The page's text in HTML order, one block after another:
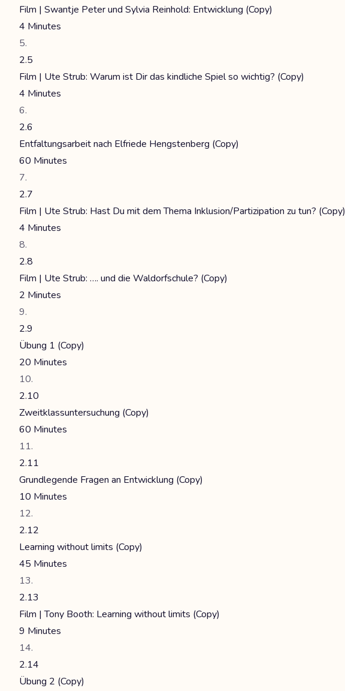
Film | Swantje Peter und Sylvia Reinhold: Entwicklung (Copy)
4 Minutes
2.5
Film | Ute Strub: Warum ist Dir das kindliche Spiel so wichtig? (Copy)
4 Minutes
2.6
Entfaltungsarbeit nach Elfriede Hengstenberg (Copy)
60 Minutes
2.7
Film | Ute Strub: Hast Du mit dem Thema Inklusion/Partizipation zu tun? (Copy)
4 Minutes
2.8
Film | Ute Strub: …. und die Waldorfschule? (Copy)
2 Minutes
2.9
Übung 1 (Copy)
20 Minutes
2.10
Zweitklassuntersuchung (Copy)
60 Minutes
2.11
Grundlegende Fragen an Entwicklung (Copy)
10 Minutes
2.12
Learning without limits (Copy)
45 Minutes
2.13
Film | Tony Booth: Learning without limits (Copy)
9 Minutes
2.14
Übung 2 (Copy)